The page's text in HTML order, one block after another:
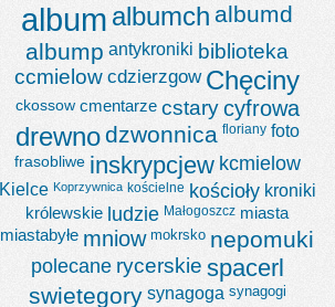
album albumch albumd
albump antykroniki biblioteka
ccmielow cdzierzgow Chęciny
ckossow cmentarze cstary cyfrowa
drewnodzwonnica floriany foto
frasobliwe inskrypcjew kcmielow
Kielce Koprzywnica kościelne kościoły kroniki
królewskie ludzie Małogoszcz miasta
miastabyłe mniow mokrsko nepomuki
polecane rycerskie spacerl
swietegory synagoga synagogi